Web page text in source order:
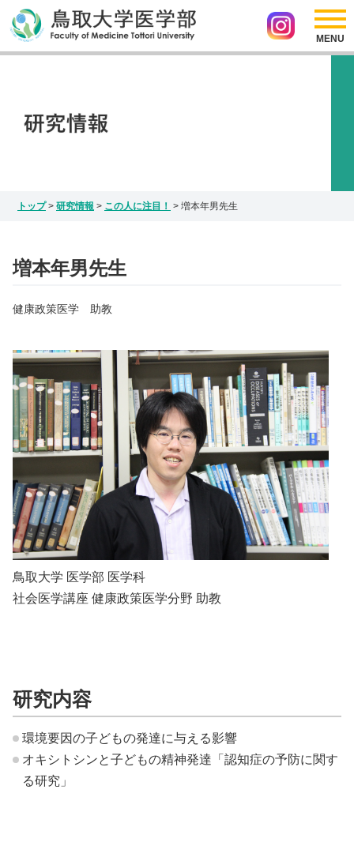
お問い合わせ
トップ > 研究情報 > この人に注目！ > 増本年男先生
増本年男先生
健康政策医学 助教
鳥取大学 医学部 医学科
社会医学講座 健康政策医学分野 助教
研究内容
環境要因の子どもの発達に与える影響
オキシトシンと子どもの精神発達「認知症の予防に関す
る研究」